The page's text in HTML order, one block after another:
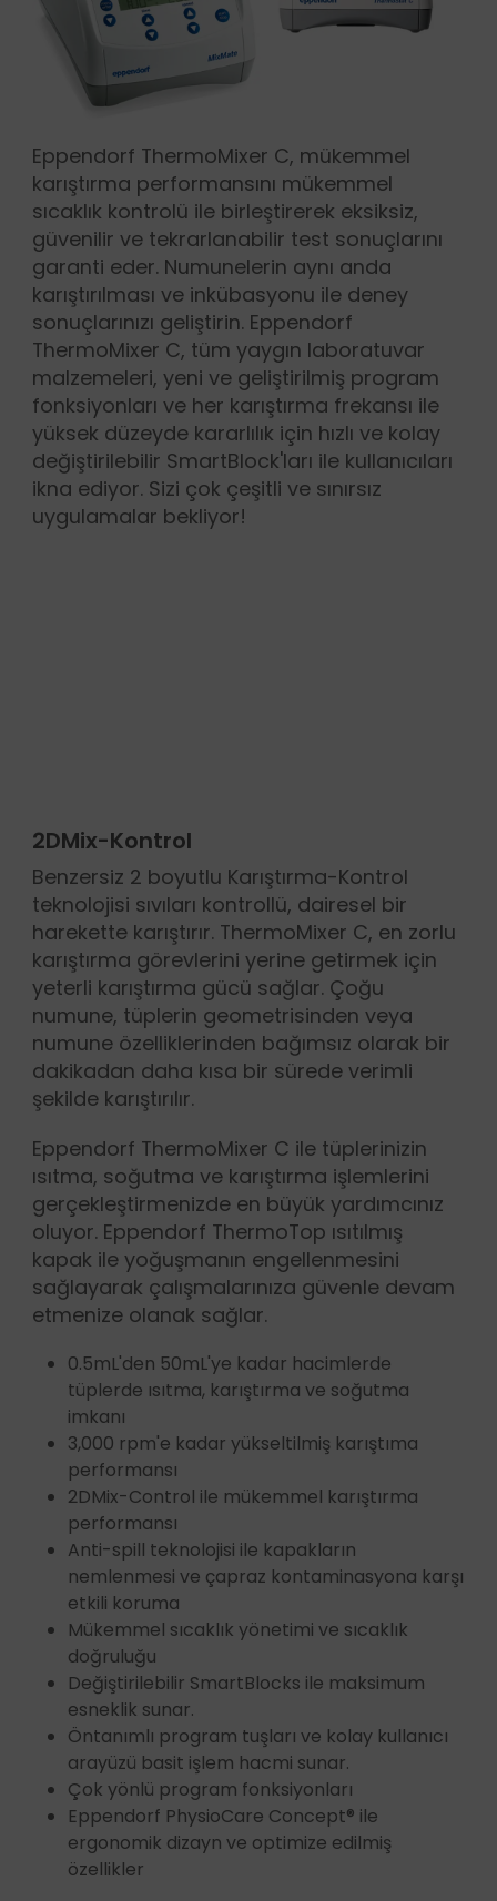
Eppendorf ThermoMixer C, mükemmel
karıştırma performansını mükemmel
sıcaklık kontrolü ile birleştirerek eksiksiz,
güvenilir ve tekrarlanabilir test sonuçlarını
garanti eder. Numunelerin aynı anda
karıştırılması ve inkübasyonu ile deney
sonuçlarınızı geliştirin. Eppendorf
ThermoMixer C, tüm yaygın laboratuvar
malzemeleri, yeni ve geliştirilmiş program
fonksiyonları ve her karıştırma frekansı ile
yüksek düzeyde kararlılık için hızlı ve kolay
değiştirilebilir SmartBlock'ları ile kullanıcıları
ikna ediyor. Sizi çok çeşitli ve sınırsız
uygulamalar bekliyor!
2DMix-Kontrol
Benzersiz 2 boyutlu Karıştırma-Kontrol
teknolojisi sıvıları kontrollü, dairesel bir
harekette karıştırır. ThermoMixer C, en zorlu
karıştırma görevlerini yerine getirmek için
yeterli karıştırma gücü sağlar. Çoğu
numune, tüplerin geometrisinden veya
numune özelliklerinden bağımsız olarak bir
dakikadan daha kısa bir sürede verimli
şekilde karıştırılır.
Eppendorf ThermoMixer C ile tüplerinizin
ısıtma, soğutma ve karıştırma işlemlerini
gerçekleştirmenizde en büyük yardımcınız
oluyor. Eppendorf ThermoTop ısıtılmış
kapak ile yoğuşmanın engellenmesini
sağlayarak çalışmalarınıza güvenle devam
etmenize olanak sağlar.
0.5mL'den 50mL'ye kadar hacimlerde
tüplerde ısıtma, karıştırma ve soğutma
imkanı
3,000 rpm'e kadar yükseltilmiş karıştıma
performansı
2DMix-Control ile mükemmel karıştırma
performansı
Anti-spill teknolojisi ile kapakların
nemlenmesi ve çapraz kontaminasyona karşı
etkili koruma
Mükemmel sıcaklık yönetimi ve sıcaklık
doğruluğu
Değiştirilebilir SmartBlocks ile maksimum
esneklik sunar.
Öntanımlı program tuşları ve kolay kullanıcı
arayüzü basit işlem hacmi sunar.
Çok yönlü program fonksiyonları
Eppendorf PhysioCare Concept® ile
ergonomik dizayn ve optimize edilmiş
özellikler